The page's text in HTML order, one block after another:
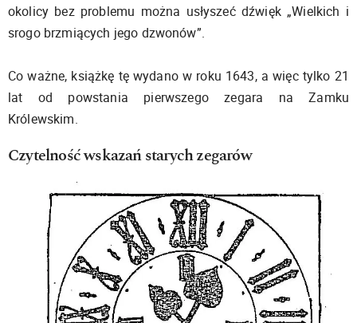
okolicy bez problemu można usłyszeć dźwięk „Wielkich i
srogo brzmiących jego dzwonów”.
Co ważne, książkę tę wydano w roku 1643, a więc tylko 21
lat od powstania pierwszego zegara na Zamku
Królewskim.
Czytelność wskazań starych zegarów